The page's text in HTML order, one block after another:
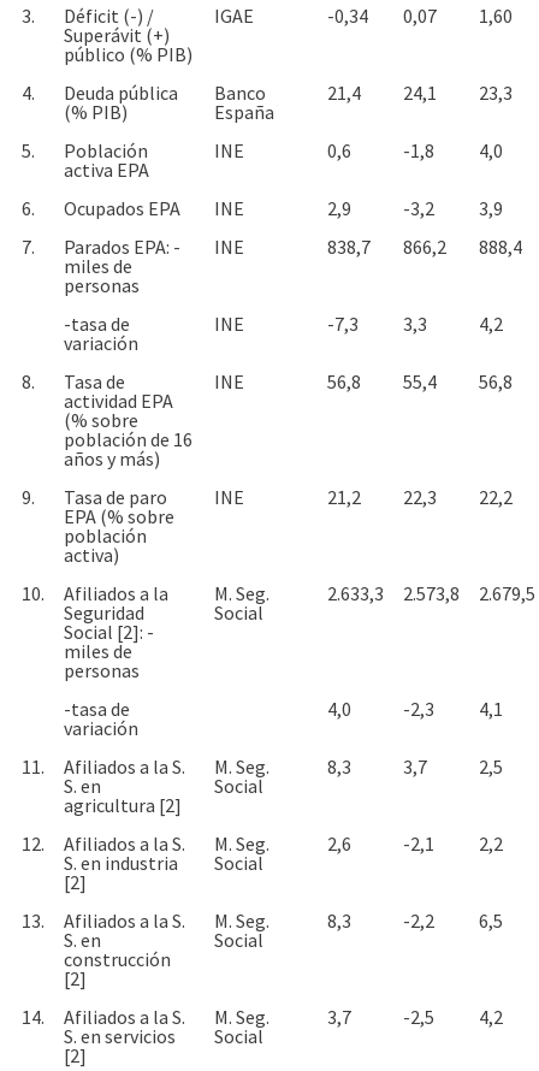
3.
Déficit (-) /
Superávit (+)
público (% PIB)
IGAE -0,34 0,07 1,60
4.
Deuda pública
(% PIB)
Banco
España
21,4 24,1 23,3
5.
Población
activa EPA
INE 0,6 -1,8 4,0
6. Ocupados EPA INE 2,9 -3,2
3,9
7.
Parados EPA: -
miles de
personas
INE 838,7 866,2 888,4
-tasa de
variación
INE -7,3 3,3 4,2
8.
Tasa de
actividad EPA
(% sobre
población de 16
años y más)
INE 56,8 55,4 56,8
9.
Tasa de paro
EPA (% sobre
población
activa)
INE 21,2 22,3 22,2
10.
Afiliados a la
Seguridad
Social [2]: -
miles de
personas
M. Seg.
Social
2.633,3 2.573,8 2.679,5
-tasa de
variación
4,0 -2,3 4,1
11.
Afiliados a la S.
S. en
agricultura [2]
M. Seg.
Social
8,3 3,7 2,5
12.
Afiliados a la S.
S. en industria
[2]
M. Seg.
Social
2,6 -2,1 2,2
13.
Afiliados a la S.
S. en
construcción
[2]
M. Seg.
Social
8,3 -2,2 6,5
14.
Afiliados a la S.
S. en servicios
[2]
M. Seg.
Social
3,7 -2,5 4,2